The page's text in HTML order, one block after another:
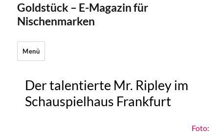
Goldstück – E-Magazin für
Nischenmarken
Menü
Der talentierte Mr. Ripley im
Schauspielhaus Frankfurt
Foto: